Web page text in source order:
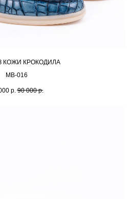
КОЖИ КРОКОДИЛА
MB-016
р. 90 000 р.